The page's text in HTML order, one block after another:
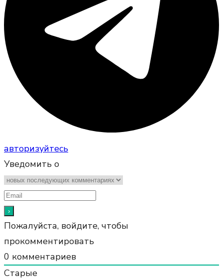
авторизуйтесь
Уведомить о
Пожалуйста, войдите, чтобы
прокомментировать
0 комментариев
Старые